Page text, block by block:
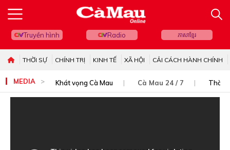
Truyền hình Radio ភាសាខ្មែរ
THỜI SỰ CHÍNH TRỊ KINH TẾ XÃ HỘI CẢI CÁCH HÀNH CHÍNH
MEDIA Khát vọng Cà Mau Cà Mau 24 / 7 Thời